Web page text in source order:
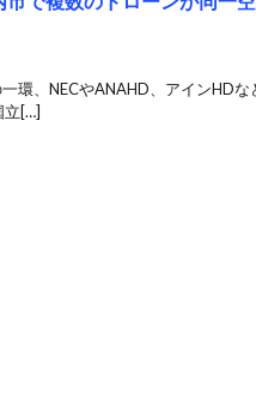
環、NECやANAHD、アインHD
立[…]